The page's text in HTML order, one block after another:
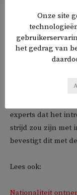
Het risico op
benadrukt. Toen
veel harder te
experts dat het
strijd zou zijn met
bevestigt dit met
Lees ook:
Nationaliteit
Onze site
het gedrag van